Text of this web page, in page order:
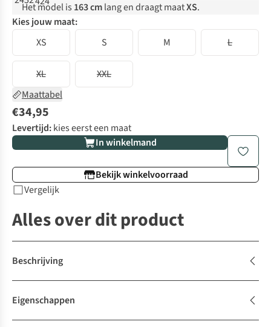
Het model is 163 cmlang en draagt maatXS.
Kies jouw maat:
XS
S M L
XL
XXL
Maattabel
€34,95
Levertijd:kies eerst een maat
In winkelmand
Bekijk winkelvoorraad
Vergelijk
Alles over dit product
Beschrijving
Eigenschappen